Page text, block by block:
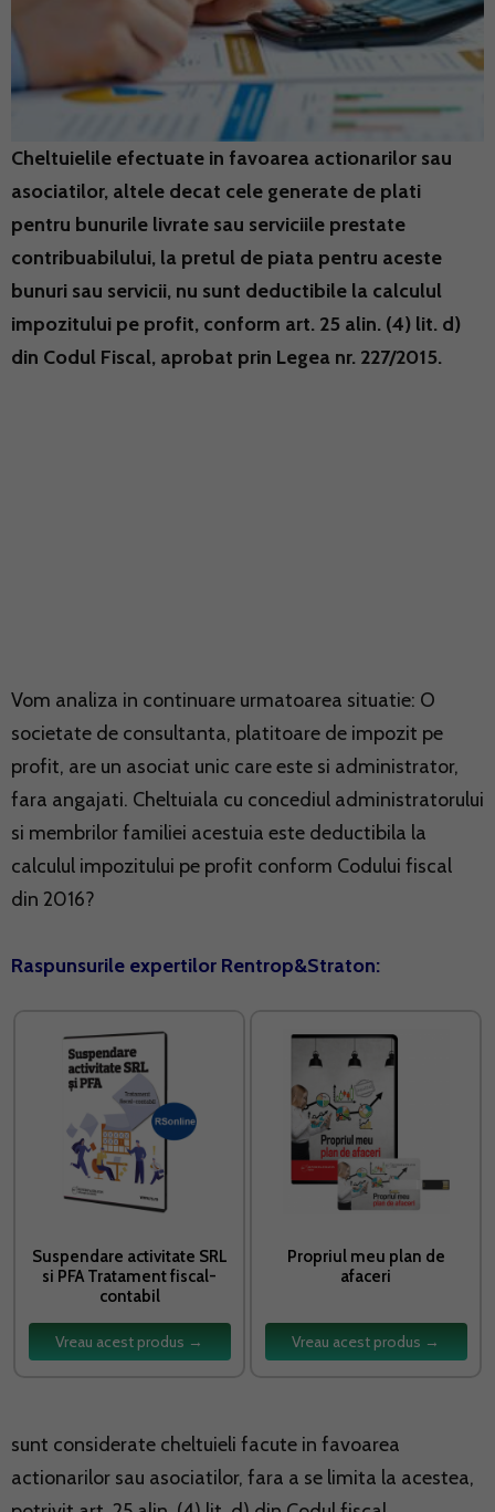
Cheltuielile efectuate in favoarea actionarilor sau
asociatilor, altele decat cele generate de plati
pentru bunurile livrate sau serviciile prestate
contribuabilului, la pretul de piata pentru aceste
bunuri sau servicii, nu sunt deductibile la calculul
impozitului pe profit, conform art. 25 alin. (4) lit. d)
din Codul Fiscal, aprobat prin Legea nr. 227/2015.
Vom analiza in continuare urmatoarea situatie: O
societate de consultanta, platitoare de impozit pe
profit, are un asociat unic care este si administrator,
fara angajati. Cheltuiala cu concediul administratorului
si membrilor familiei acestuia este deductibila la
calculul impozitului pe profit conform Codului fiscal
din 2016?
Raspunsurile expertilor Rentrop&Straton:
Suspendare activitate SRL
si PFA Tratament fiscal-
contabil
Vreau acest produs →
Propriul meu plan de
afaceri
Vreau acest produs →
sunt considerate cheltuieli facute in favoarea
actionarilor sau asociatilor, fara a se limita la acestea,